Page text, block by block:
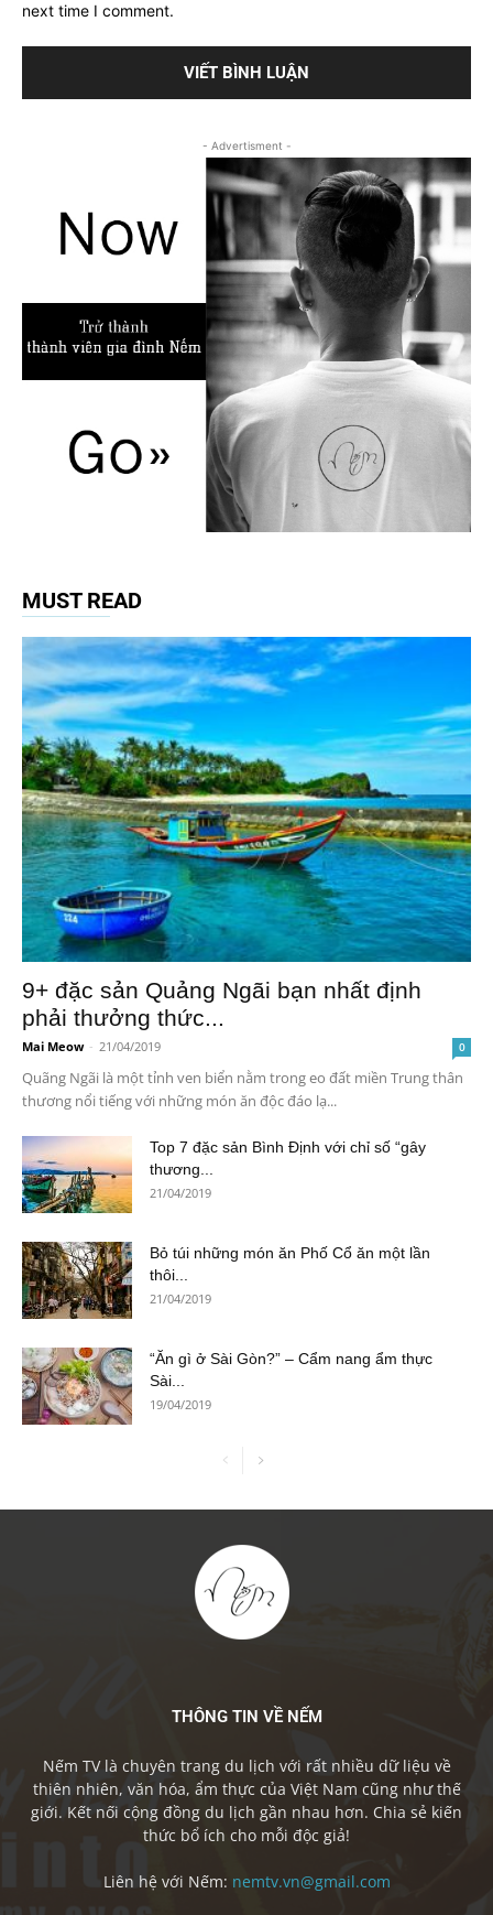
next time I comment.
- Advertisment -
MUST READ
9+ đặc sản Quảng Ngãi bạn nhất định
phải thưởng thức...
Mai Meow - 21/04/2019 0
Quãng Ngãi là một tỉnh ven biển nằm trong eo đất miền Trung thân
thương nổi tiếng với những món ăn độc đáo lạ...
Top 7 đặc sản Bình Định với chỉ số “gây
thương...
21/04/2019
Bỏ túi những món ăn Phố Cổ ăn một lần
thôi...
21/04/2019
“Ăn gì ở Sài Gòn?” – Cẩm nang ẩm thực
Sài...
19/04/2019
THÔNG TIN VỀ NẾM
Nếm TV là chuyên trang du lịch với rất nhiều dữ liệu về
thiên nhiên, văn hóa, ẩm thực của Việt Nam cũng như thế
giới. Kết nối cộng đồng du lịch gần nhau hơn. Chia sẻ kiến
thức bổ ích cho mỗi độc giả!
Liên hệ với Nếm: nemtv.vn@gmail.com